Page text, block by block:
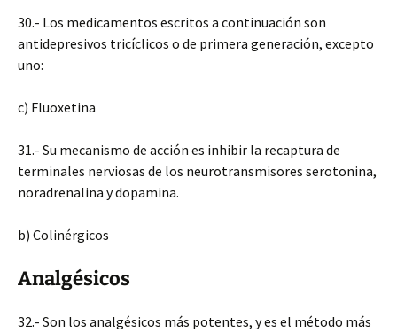
30.- Los medicamentos escritos a continuación son
antidepresivos tricíclicos o de primera generación, excepto
uno:
c) Fluoxetina
31.- Su mecanismo de acción es inhibir la recaptura de
terminales nerviosas de los neurotransmisores serotonina,
noradrenalina y dopamina.
b) Colinérgicos
Analgésicos
32.- Son los analgésicos más potentes, y es el método más